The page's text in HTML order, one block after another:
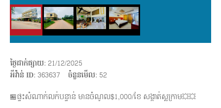
ថ្ងៃដាក់ផ្សាយ: 21/12/2025
អីវ៉ាន់ ID: 363637 ចំនួនមើល: 52
🏪ផ្ទះសំណាក់លក់បន្ទាន់ មានចំណូល$1,000/ខែ សង្កាត់ស្លក្រាម💥💥